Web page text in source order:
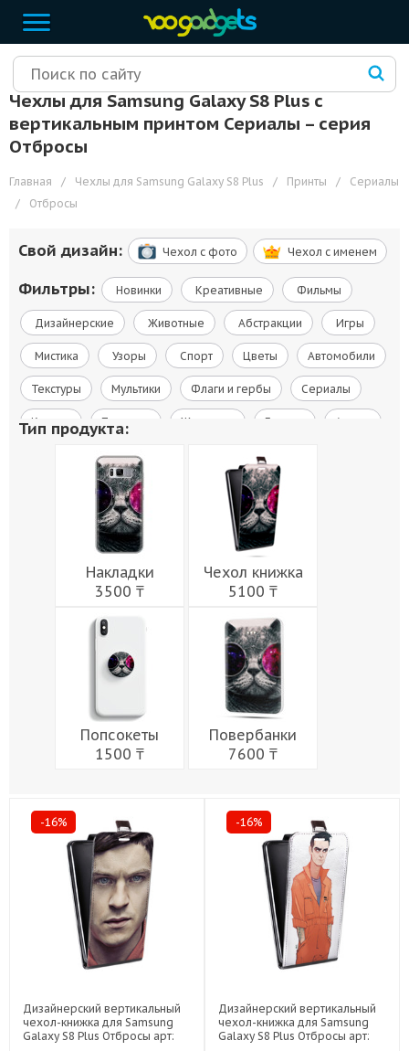
Чехлы для Samsung Galaxy S8 Plus с
вертикальным принтом Сериалы – cерия
Отбросы
Главная / Чехлы для Samsung Galaxy S8 Plus / Принты /
Сериалы
/
Отбросы
Свой дизайн: Чехол c фото Чехол c именем
Фильтры: Новинки Креативные Фильмы
Дизайнерские Животные Абстракции Игры
Мистика Узоры Спорт Цветы Автомобили
Текстуры Мультики Флаги и гербы Сериалы
Космос Природа Живопись Города Армия
Музыка Еда
Тип продукта:
Накладки
3500 ₸
Чехол книжка
5100 ₸
Попсокеты
1500 ₸
Повербанки
7600 ₸
-16%
Дизайнерский вертикальный
чехол-книжка для Samsung
Galaxy S8 Plus Отбросы арт:
-16%
Дизайнерский вертикальный
чехол-книжка для Samsung
Galaxy S8 Plus Отбросы арт: